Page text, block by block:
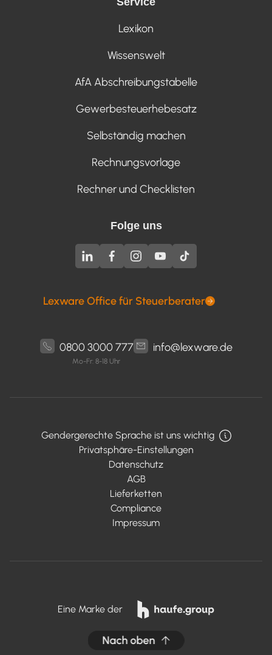
Lexikon
Wissenswelt
AfA Abschreibungstabelle
Gewerbesteuerhebesatz
Selbständig machen
Rechnungsvorlage
Rechner und Checklisten
Folge uns
Lexware Office für Steuerberater
0800 3000 777
Mo-Fr: 8-18 Uhr
info@lexware.de
Privatsphäre-Einstellungen
Datenschutz
AGB
Lieferketten
Compliance
Impressum
Gendergerechte Sprache ist uns wichtig
Eine Marke der
Nach oben